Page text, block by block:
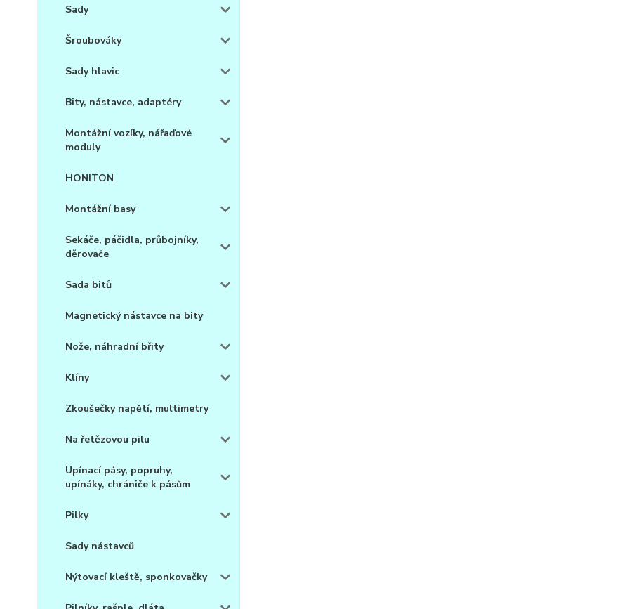
Sady
Šroubováky
Sady hlavic
Bity, nástavce, adaptéry
Montážní vozíky, nářaďové
moduly
HONITON
Montážní basy
Sekáče, páčidla, průbojníky,
děrovače
Sada bitů
Magnetický nástavce na bity
Nože, náhradní břity
Klíny
Zkoušečky napětí, multimetry
Na řetězovou pilu
Upínací pásy, popruhy,
upínáky, chrániče k pásům
Pilky
Sady nástavců
Nýtovací kleště, sponkovačky